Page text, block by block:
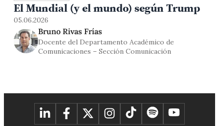
El Mundial (y el mundo) según Trump
05.06.2026
Bruno Rivas Frías
Docente del Departamento Académico de
Comunicaciones – Sección Comunicación